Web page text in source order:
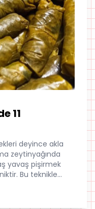
11
deyince akla
zeytinyağında
yavaş pişirmek
Bu teknikle